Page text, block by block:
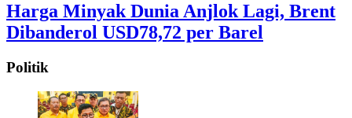
Harga Minyak Dunia Anjlok Lagi, Brent
Dibanderol USD78,72 per Barel
Politik